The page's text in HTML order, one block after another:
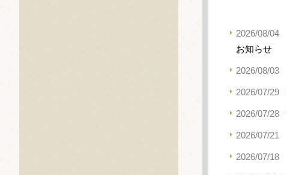
2026/08/04
お知らせ
2026/08/03
2026/07/29
2026/07/28
2026/07/21
2026/07/18